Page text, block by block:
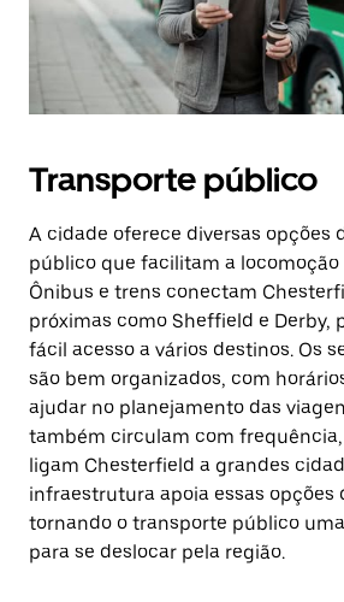
Transporte público
A cidade oferece diversas opções
público que facilitam a locomoção
Ônibus e trens conectam
próximas como Sheffield e Derby,
fácil acesso a vários destinos. Os
são bem organizados, com
ajudar no planejamento das
também circulam com
ligam Chesterfield a grandes
infraestrutura apoia essas opções
tornando o transporte público
para se deslocar pela região.